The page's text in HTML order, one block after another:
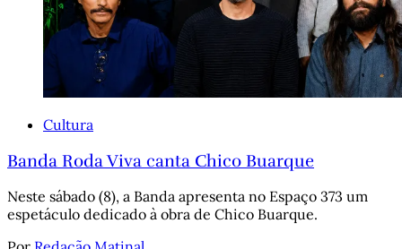
Cultura
Banda Roda Viva canta Chico Buarque
Neste sábado (8), a Banda apresenta no Espaço 373 um
espetáculo dedicado à obra de Chico Buarque.